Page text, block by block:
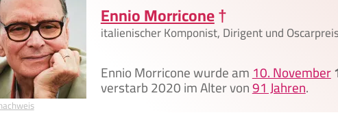
Ennio Morricone†
italienischer Komponist, Dirigent und
Ennio Morricone wurde am10. November
verstarb 2020 im Alter von91 Jahren.